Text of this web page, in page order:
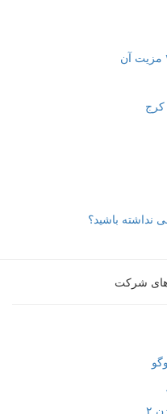
باشید؟
شرکت